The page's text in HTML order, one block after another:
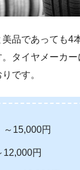
品であっても4
タイヤメーカ
です。
15,000円
円